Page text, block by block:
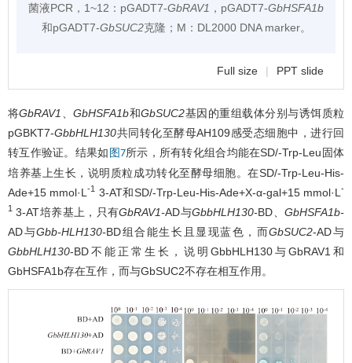
菌液PCR，1~12：pGADT7-GbRAV1 ，pGADT7-GbHSFA1b
和pGADT7-GbSUC2克隆；M：DL2000 DNA marker。
Full size | PPT slide
将GbRAV1 、GbHSFA1b和GbSUC2基因的重组载体分别与诱饵质粒
pGBKT7-GbbHLH130共同转化至酵母AH109感受态细胞中，进行回
转互作验证。结果如 图7所示，所有转化组合均能在SD/-Trp-Leu固体
培养基上生长，说明质粒成功转化至酵母细胞。在SD/-Trp-Leu-His-
Ade+15 mmol·L-1 3-AT和SD/-Trp-Leu-His-Ade+X-α-gal+15 mmol·L-
1 3-AT培养基上，只有GbRAV1-AD与GbbHLH130-BD、GbHSFA1b-
AD与Gbb-HLH130-BD组合能生长且显现蓝色，而GbSUC2-AD与
GbbHLH130-BD不能正常生长，说明GbbHLH130与GbRAV1和
GbHSFA1b存在互作，而与GbSUC2不存在相互作用。